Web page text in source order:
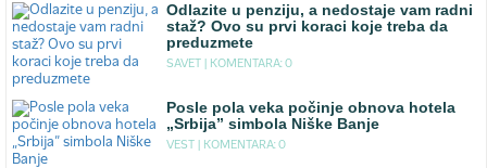
Odlazite u penziju, a nedostaje vam radni
staž? Ovo su prvi koraci koje treba da
preduzmete
SAVET | KOMENTARA: 0
Posle pola veka počinje obnova hotela
„Srbija” simbola Niške Banje
VEST | KOMENTARA: 0